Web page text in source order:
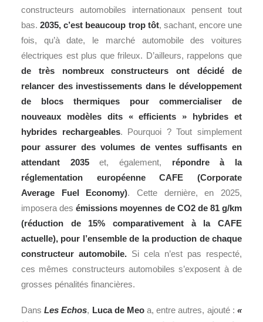
constructeurs automobiles internationaux pensent tout
bas.2035, c’est beaucoup trop tôt, sachant, encore une
fois, qu’à date, le marché automobile des voitures
électriques est plus que frileux. D’ailleurs, rappelons que
de très nombreux constructeurs ont décidé de
relancer des investissements dans le développement
de blocs thermiques pour commercialiser de
nouveaux modèles dits « efficients » hybrides et
hybrides rechargeables. Pourquoi ? Tout simplement
pour assurer des volumes de ventes suffisants en
attendant 2035et, également, répondre à la
réglementation européenne CAFE (Corporate
Average Fuel Economy). Cette dernière, en 2025,
imposera desémissions moyennes de CO2 de 81 g/km
(réduction de 15% comparativement à la CAFE
actuelle), pour l’ensemble de la production de chaque
constructeur automobile. Si cela n’est pas respecté,
ces mêmes constructeurs automobiles s’exposent à de
grosses pénalités financières.
DansLes Echos, Luca de Meoa, entre autres, ajouté :«